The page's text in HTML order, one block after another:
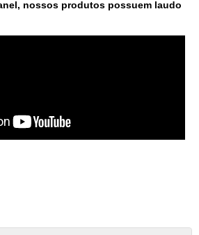
nossos produtos possuem laudo